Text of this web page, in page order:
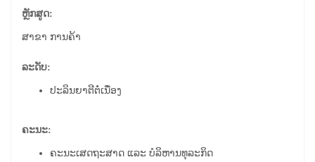
ຫຼັກສູດ:
ສາຂາ ການຄ້າ
ລະດັບ:
ປະລິນຍາຕີຕໍ່ເນື່ອງ
ຄະນະ:
ຄະນະເສດຖະສາດ ແລະ ບໍລິຫານທຸລະກິດ